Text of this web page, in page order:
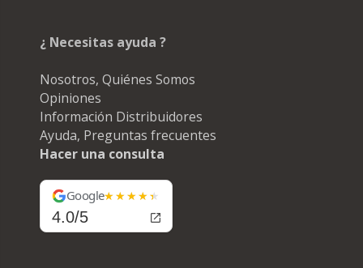
¿ Necesitas ayuda ?
Nosotros, Quiénes Somos
Opiniones
Información Distribuidores
Ayuda, Preguntas frecuentes
Hacer una consulta
Google
4.0/5